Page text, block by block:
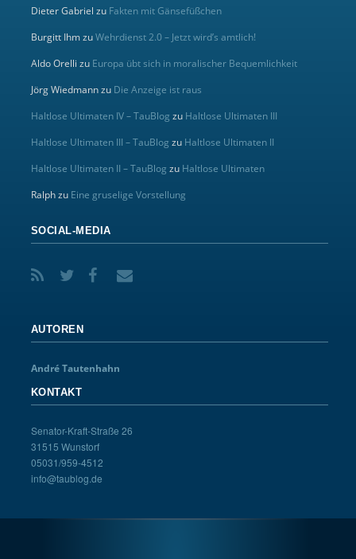
Dieter Gabriel zu Fakten mit Gänsefüßchen
Burgitt IhmzuWehrdienst 2.0 – Jetzt wird’s amtlich!
Aldo Orelli zu Europa übt sich in moralischer Bequemlichkeit
Jörg Wiedmannzu Die Anzeige ist raus
Haltlose Ultimaten IV – TauBlog zu Haltlose Ultimaten III
Haltlose Ultimaten III – TauBlog zu Haltlose Ultimaten II
Haltlose Ultimaten II – TauBlog zu Haltlose Ultimaten
Ralphzu Eine gruselige Vorstellung
SOCIAL-MEDIA
AUTOREN
André Tautenhahn
KONTAKT
Senator-Kraft-Straße 26
31515 Wunstorf
05031/959-4512
info@taublog.de